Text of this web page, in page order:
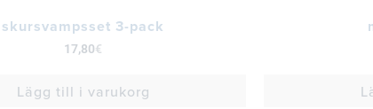
skursvampsset 3-pack
17,80€
Lägg till i varukorg